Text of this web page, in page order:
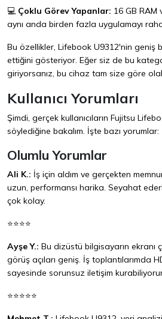
💻 Çoklu Görev Yapanlar: 16 GB RAM
aynı anda birden fazla uygulamayı
Bu özellikler, Lifebook U9312'nin geniş
ettiğini gösteriyor. Eğer siz de bu
giriyorsanız, bu cihaz tam size göre
Kullanıcı Yorumları
Şimdi, gerçek kullanıcıların Fujitsu
söylediğine bakalım. İşte bazı yorumlar:
Olumlu Yorumlar
Ali K.: İş için aldım ve gerçekten
uzun, performansı harika. Seyahat
çok kolay.
⭐⭐⭐⭐
Ayşe Y.: Bu dizüstü bilgisayarın ekranı
görüş açıları geniş. İş toplantılarımda
sayesinde sorunsuz iletişim
⭐⭐⭐⭐⭐